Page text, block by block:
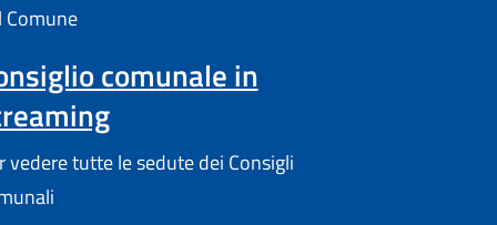
Comune
comunale in
vedere tutte le sedute dei Consigli